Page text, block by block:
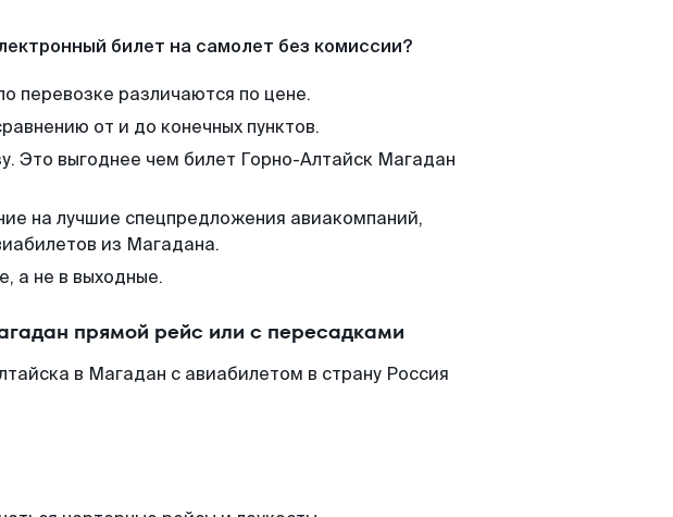
билет на самолет без комиссии?
перевозке различаются по цене.
от и до конечных пунктов.
Это выгоднее чем билет Горно-Алтайск Магадан
на лучшие спецпредложения авиакомпаний,
из Магадана.
а не в выходные.
прямой рейс или с пересадками
в Магадан с авиабилетом в страну Россия